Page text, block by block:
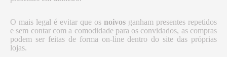
O mais legal é evitar que os noivos ganham presentes repetidos
e sem contar com a comodidade para os convidados, as compras
podem ser feitas de forma on-line dentro do site das próprias
lojas.